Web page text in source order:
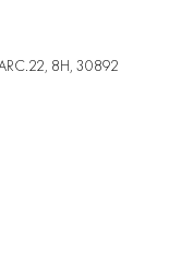
8H, 30892